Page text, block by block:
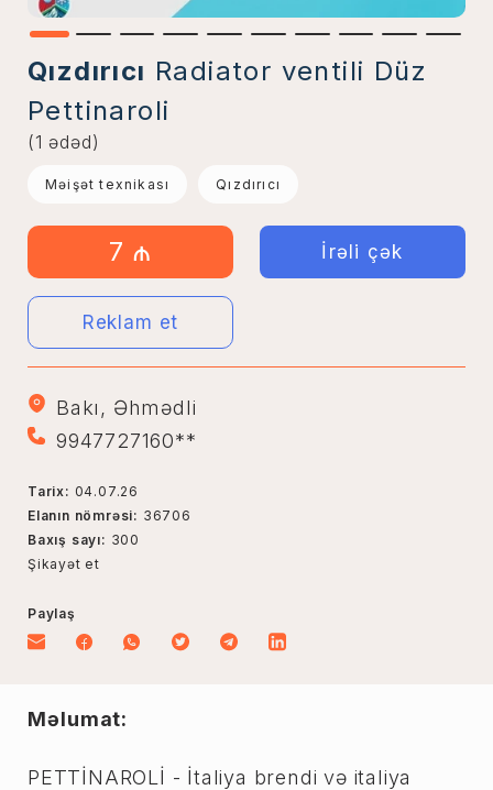
Qızdırıcı Radiator ventili Düz
Pettinaroli
(1 ədəd)
Məişət texnikası Qızdırıcı
7 ₼ İrəli çək
Reklam et
Bakı, Əhmədli
9947727160**
Tarix: 04.07.26
Elanın nömrəsi: 36706
Baxış sayı: 300
Şikayət et
Paylaş
Məlumat:
PETTİNAROLİ - İtaliya brendi və italiya